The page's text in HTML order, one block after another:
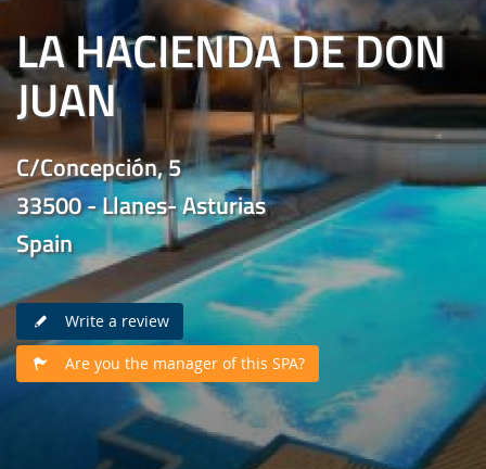
LA HACIENDA DE DON
JUAN
C/Concepción, 5
33500 - Llanes- Asturias
Spain
Write a review
Are you the manager of this SPA?